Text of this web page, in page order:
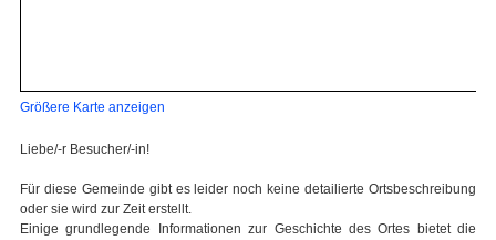
Größere Karte anzeigen
Liebe/-r Besucher/-in!
Für diese Gemeinde gibt es leider noch keine detailierte Ortsbeschreibung
oder sie wird zur Zeit erstellt.
Einige grundlegende Informationen zur Geschichte des Ortes bietet die